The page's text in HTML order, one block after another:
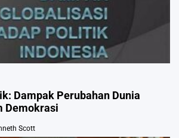
Dampak Perubahan Dunia
Demokrasi
Scott